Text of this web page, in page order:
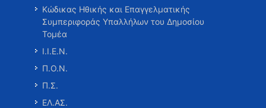
Κώδικας Ηθικής και Επαγγελματικής
Συμπεριφοράς Υπαλλήλων του Δημοσίου
Τομέα
Ι.Ι.Ε.Ν.
Π.Ο.Ν.
Π.Σ.
ΕΛ.ΑΣ.